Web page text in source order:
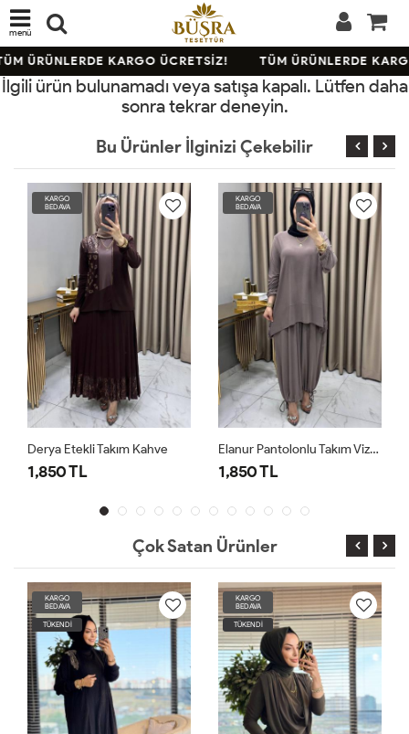
menü
ÜRÜNLERDE KARGO ÜCRETSİZ! TÜM ÜRÜNLERDE
İlgili ürün bulunamadı veya satışa kapalı. Lütfen daha
sonra tekrar deneyin.
Bu Ürünler İlginizi Çekebilir
Etekli Takım Kahve
TL
KARGO
BEDAVA
Elanur Pantolonlu Takım Vizon
1,850 TL
KARGO
BEDAVA
Çok Satan Ürünler
KARGO
BEDAVA
TÜKENDİ
KARGO
BEDAVA
TÜKENDİ